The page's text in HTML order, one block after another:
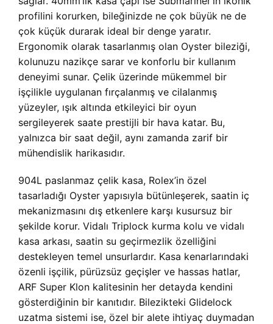
profilini korurken, bileğinizde ne çok büyük ne de
çok küçük durarak ideal bir denge yaratır.
Ergonomik olarak tasarlanmış olan Oyster bileziği,
kolunuzu nazikçe sarar ve konforlu bir kullanım
deneyimi sunar. Çelik üzerinde mükemmel bir
işçilikle uygulanan fırçalanmış ve cilalanmış
yüzeyler, ışık altında etkileyici bir oyun
sergileyerek saate prestijli bir hava katar. Bu,
yalnızca bir saat değil, aynı zamanda zarif bir
mühendislik harikasıdır.
904L paslanmaz çelik kasa, Rolex’in özel
tasarladığı Oyster yapısıyla bütünleşerek, saatin iç
mekanizmasını dış etkenlere karşı kusursuz bir
şekilde korur. Vidalı Triplock kurma kolu ve vidalı
kasa arkası, saatin su geçirmezlik özelliğini
destekleyen temel unsurlardır. Kasa kenarlarındaki
özenli işçilik, pürüzsüz geçişler ve hassas hatlar,
ARF Super Klon kalitesinin her detayda kendini
gösterdiğinin bir kanıtıdır. Bilezikteki Glidelock
uzatma sistemi ise, özel bir alete ihtiyaç duymadan